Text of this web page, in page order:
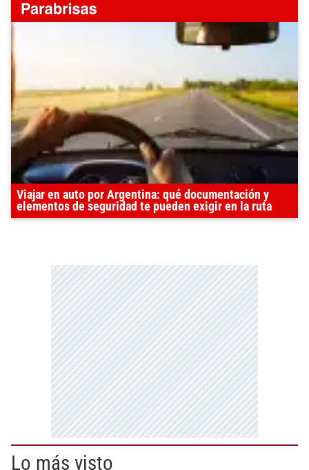
Viajar en auto por Argentina: qué documentación y
elementos de seguridad te pueden exigir en la ruta
Lo más visto